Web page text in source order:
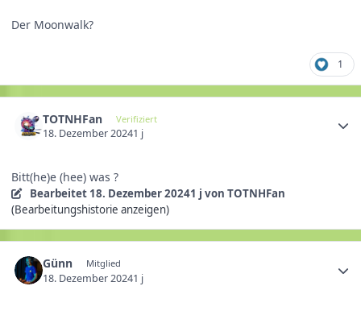
Der Moonwalk?
1
TOTNHFan Verifiziert
18. Dezember 20241 j
Bitt(he)e (hee) was ?
Bearbeitet 18. Dezember 20241 j von TOTNHFan
(Bearbeitungshistorie anzeigen)
Günn Mitglied
18. Dezember 20241 j